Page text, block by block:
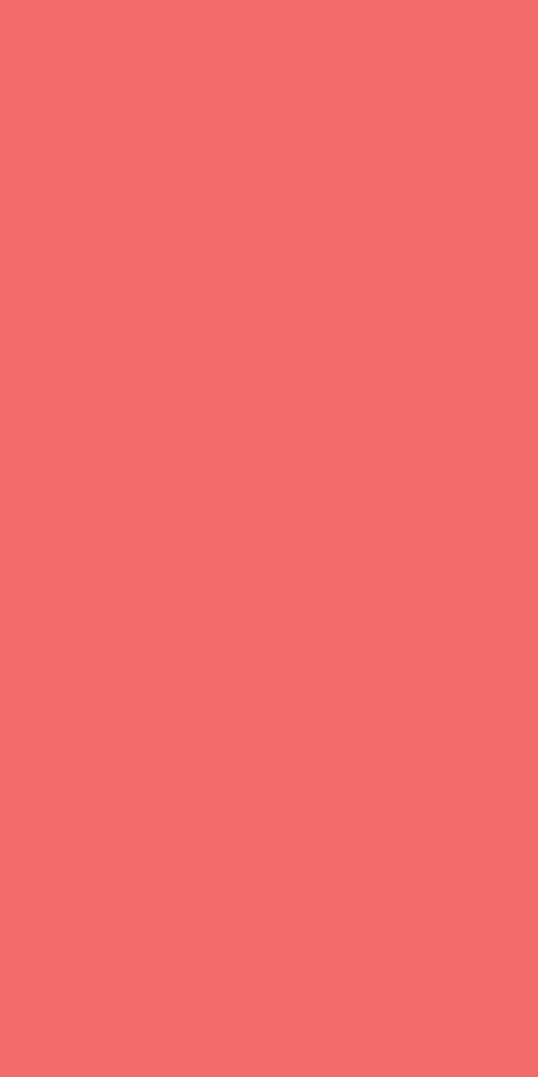
Tendințele au fost un punct
mai recente tehnologii, gadgeturi,
"a ține pasul cu Joneses" poate fi
pentru care loviturile din trecut
Mulți savurează trecutul și
sentimentul de cum erau lucrurile
marketingului nostalgic al
amintiri vechi și puteți atașa
produsele și serviciile
îmbunătăți șansele de a stimula
reamintirea mărcii. Acest lucru
Nielsen din 2017 care a arătat că
Un exemplu în acest sens este
of the 90s" din 2013. Această
reintroducă Internet Explorer
copiii din anii '90, care acum au
exemplu mai recent, pe care
imita, ar fi reclamele de tip
reînvie cultura anilor '80 și '90 și o